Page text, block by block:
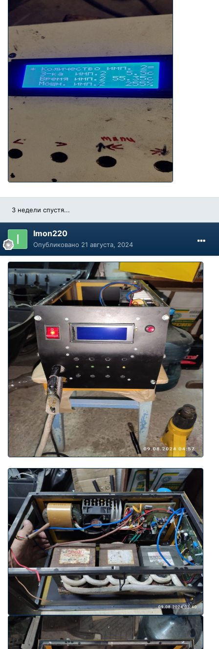
3 недели спустя...
Imon220
Опубликовано 21 августа, 2024